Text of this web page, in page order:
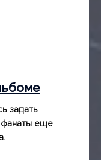
задать
фанаты еще